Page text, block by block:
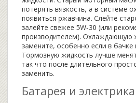
потерять вязкость, а в системе
появиться ржавчина. Слейте
залейте свежее 5W‑30 (или
производителем). Охлаждающую
замените, особенно если в бачке
Тормозную жидкость лучше
так что после длительного
заменить.
Батарея и электрика